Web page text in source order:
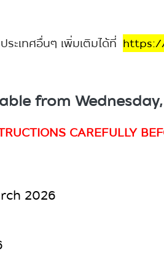
ะเทศอื่นๆ เพิ่มเติมได้ที่
from
CAREFULLY
2026